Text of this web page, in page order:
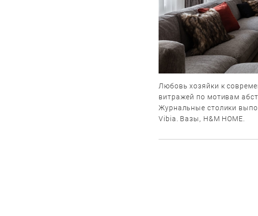
Любовь хозяйки к
витражей по мотивам
Журнальные столики
Vibia. Вазы, H&M HOME.